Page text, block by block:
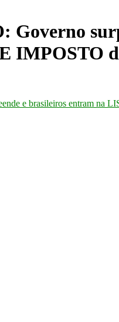
Governo
IMPOSTO